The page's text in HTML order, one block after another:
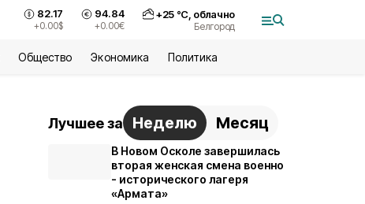
82.17
+0.00$
94.84
+0.00€
+25°С, облачно
Белгород
Общество Экономика Политика
Лучшее за Неделю Месяц
В Новом Осколе завершилась
вторая женская смена военно
- исторического лагеря
«Армата»